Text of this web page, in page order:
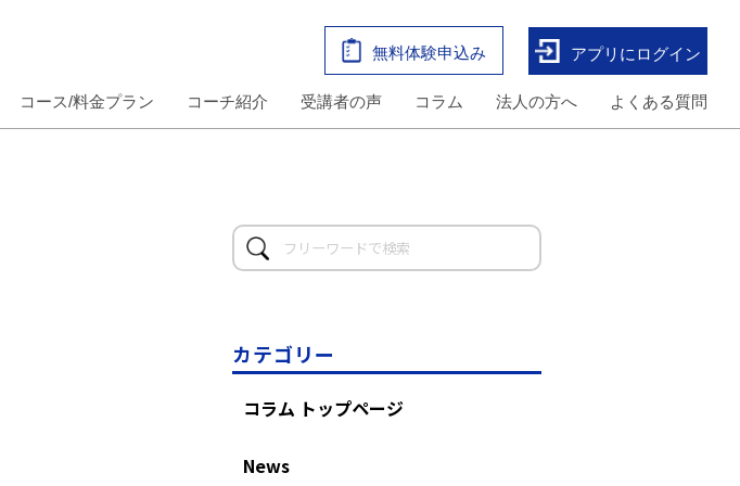
無料体験申込み アプリにログイン
コース/料金プラン コーチ紹介 受講者の声 コラム 法人の方へ よくある質問
カテゴリー
コラム トップページ
News